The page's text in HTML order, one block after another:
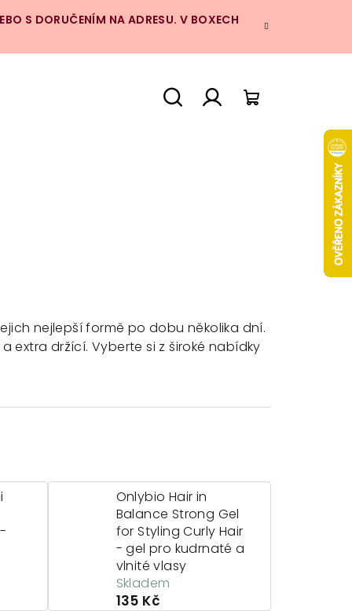
S DORUČENÍM NA ADRESU. V BOXECH
nejlepší formě po dobu několika dní.
extra držící. Vyberte si z široké nabídky
Onlybio Hair in
Balance Strong Gel
for Styling Curly Hair
- gel pro kudrnaté a
vlnité vlasy
Skladem
135 Kč